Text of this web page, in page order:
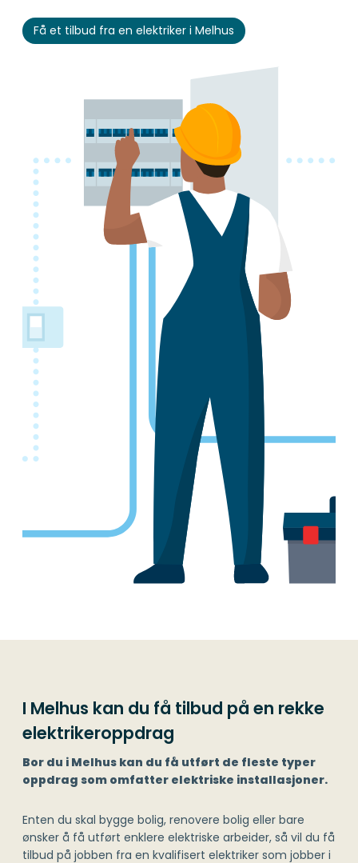
Få et tilbud fra en elektriker i Melhus
I Melhus kan du få tilbud på en rekke
elektrikeroppdrag
Bor du i Melhus kan du få utført de fleste typer
oppdrag som omfatter elektriske installasjoner.
Enten du skal bygge bolig, renovere bolig eller bare
ønsker å få utført enklere elektriske arbeider, så vil du få
tilbud på jobben fra en kvalifisert elektriker som jobber i